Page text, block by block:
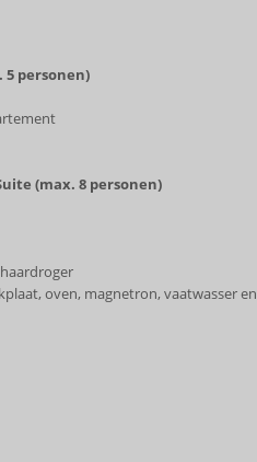
personen)
(max. 8 personen)
oven, magnetron, vaatwasser en